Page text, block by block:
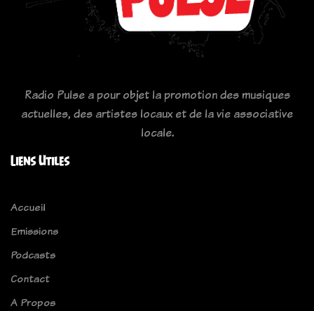
Radio Pulse a pour objet la promotion des musiques
actuelles, des artistes locaux et de la vie associative
locale.
Liens Utiles
Accueil
Emissions
Podcasts
Contact
A Propos